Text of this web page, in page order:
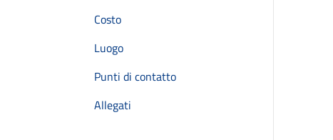
Costo
Luogo
Punti di contatto
Allegati